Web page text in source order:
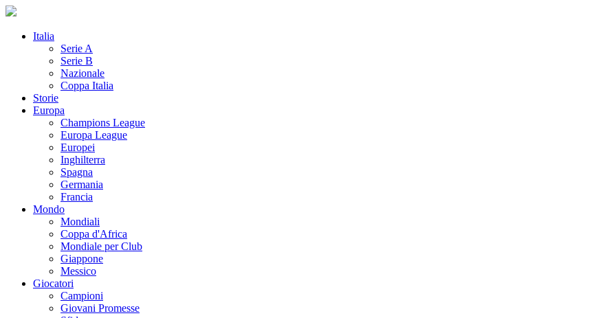
Italia
Serie A
Serie B
Nazionale
Coppa Italia
Storie
Europa
Champions League
Europa League
Europei
Inghilterra
Spagna
Germania
Francia
Mondo
Mondiali
Coppa d'Africa
Mondiale per Club
Giappone
Messico
Giocatori
Campioni
Giovani Promesse